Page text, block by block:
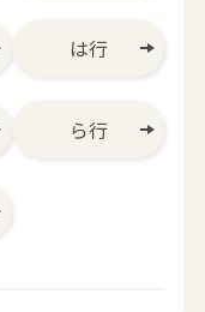
は行
ら行